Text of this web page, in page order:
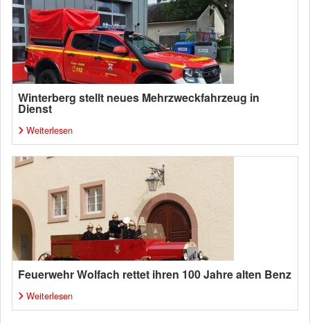
Winterberg stellt neues Mehrzweckfahrzeug in
Dienst
Weiterlesen
Feuerwehr Wolfach rettet ihren 100 Jahre alten Benz
Weiterlesen